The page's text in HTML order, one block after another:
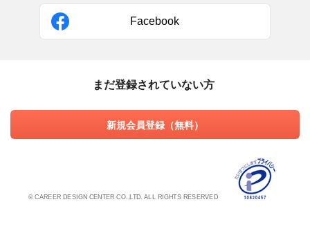
Facebook
まだ登録されていない方
新規会員登録（無料）
© CAREER DESIGN CENTER CO.,LTD. ALL RIGHTS RESERVED